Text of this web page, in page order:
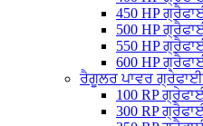
450 HP
500 HP
550 HP
600 HP
ਰੈਗੂਲਰ ਪਾਵਰ
100 RP
300 RP